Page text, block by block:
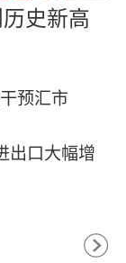
史新高
预汇市
出口大幅增